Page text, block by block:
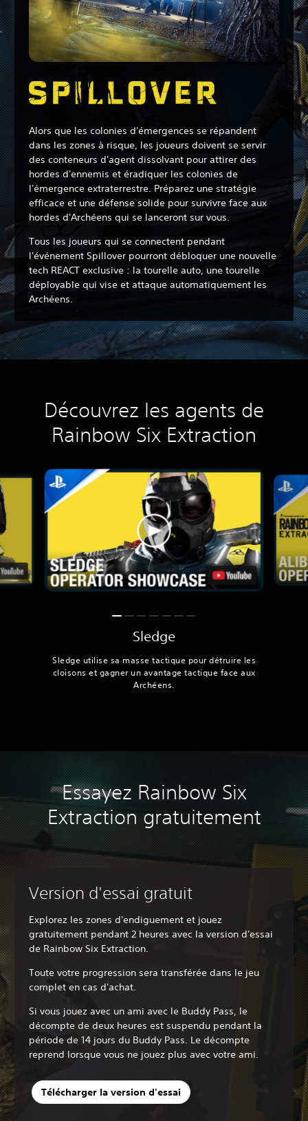
Alors que les colonies d'émergences se répandent
dans les zones à risque, les joueurs doivent se servir
des conteneurs d'agent dissolvant pour attirer des
hordes d'ennemis et éradiquer les colonies de
l'émergence extraterrestre. Préparez une stratégie
efficace et une défense solide pour survivre face aux
hordes d'Archéens qui se lanceront sur vous.
Tous les joueurs qui se connectent pendant
l'événement Spillover pourront débloquer une nouvelle
tech REACT exclusive : la tourelle auto, une tourelle
déployable qui vise et attaque automatiquement les
Archéens.
Découvrez les agents de
Rainbow Six Extraction
Sledge
Sledge utilise sa masse tactique pour détruire les
cloisons et gagner un avantage tactique face aux
Archéens.
Essayez Rainbow Six
Extraction gratuitement
Version d'essai gratuit
Explorez les zones d'endiguement et jouez
gratuitement pendant 2 heures avec la version d'essai
de Rainbow Six Extraction.
Toute votre progression sera transférée dans le jeu
complet en cas d'achat.
Si vous jouez avec un ami avec le Buddy Pass, le
décompte de deux heures est suspendu pendant la
période de 14 jours du Buddy Pass. Le décompte
reprend lorsque vous ne jouez plus avec votre ami.
Télécharger la version d'essai